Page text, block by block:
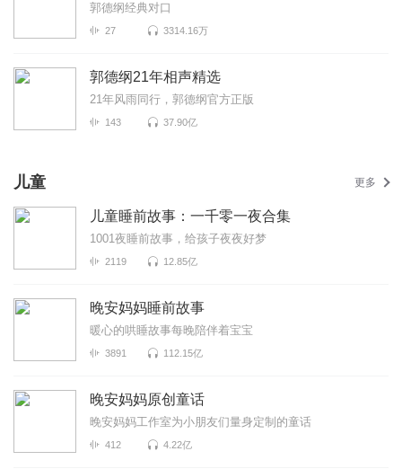
郭德纲经典对口
27 3314.16万
郭德纲21年相声精选
21年风雨同行，郭德纲官方正版
143 37.90亿
儿童 更多
儿童睡前故事：一千零一夜合集
1001夜睡前故事，给孩子夜夜好梦
2119 12.85亿
晚安妈妈睡前故事
暖心的哄睡故事每晚陪伴着宝宝
3891 112.15亿
晚安妈妈原创童话
晚安妈妈工作室为小朋友们量身定制的童话
412 4.22亿